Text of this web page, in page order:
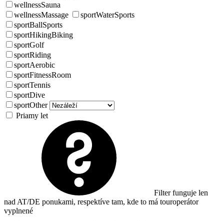
wellnessSauna
wellnessMassage
sportWaterSports
sportBallSports
sportHikingBiking
sportGolf
sportRiding
sportAerobic
sportFitnessRoom
sportTennis
sportDive
sportOther
Priamy let
Filter funguje len
nad AT/DE ponukami, respektíve tam, kde to má touroperátor
vyplnené